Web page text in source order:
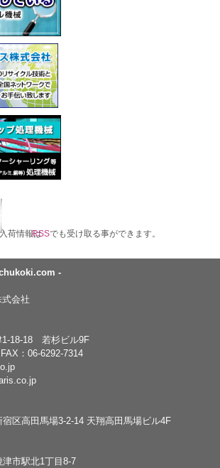
入荷情報はRSSでも受け取る事ができます。
-
会社
1-18-18 若杉ビル9F
：06-6292-7314
区高田馬場3-2-14 天翔高田馬場ビル4F
市駅北1丁目8-7